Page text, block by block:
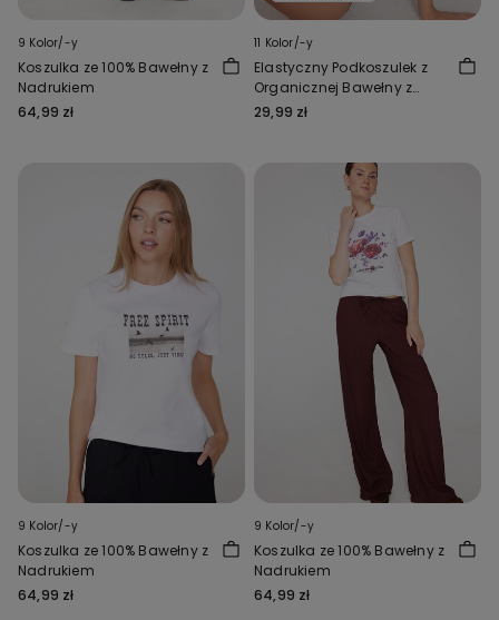
9 Kolor/-y
Koszulka ze 100% Bawełny z
Nadrukiem
64,99 zł
11 Kolor/-y
Elastyczny Podkoszulek z
Organicznej Bawełny z
Okrągłym Dekoltem
29,99 zł
9 Kolor/-y
Koszulka ze 100% Bawełny z
Nadrukiem
64,99 zł
9 Kolor/-y
Koszulka ze 100% Bawełny z
Nadrukiem
64,99 zł